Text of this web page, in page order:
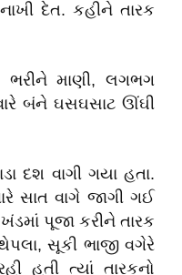
દેત. કહીને તારક
માણી, લગભગ
બંને ઘસઘસાટ ઊંઘી
દશ વાગી ગયા હતા.
સાત વાગે જાગી ગઈ
પૂજા કરીને તારક
સૂકી ભાજી વગેરે
હતી ત્યાં તારકનો